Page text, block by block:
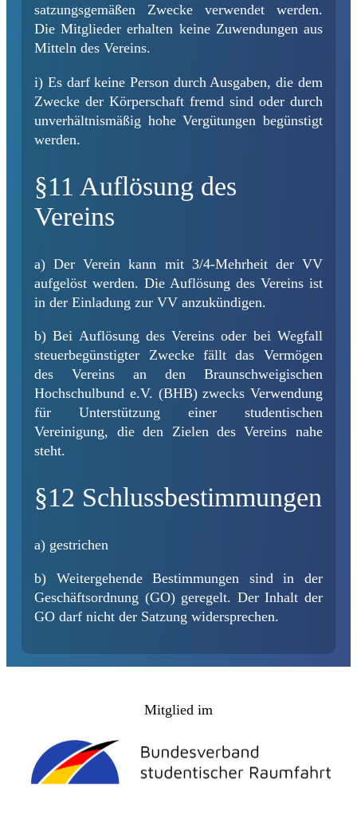
satzungsgemäßen Zwecke verwendet werden.
Die Mitglieder erhalten keine Zuwendungen aus
Mitteln des Vereins.
i) Es darf keine Person durch Ausgaben, die dem
Zwecke der Körperschaft fremd sind oder durch
unverhältnismäßig hohe Vergütungen begünstigt
werden.
§11 Auflösung des
Vereins
a) Der Verein kann mit 3/4-Mehrheit der VV
aufgelöst werden. Die Auflösung des Vereins ist
in der Einladung zur VV anzukündigen.
b) Bei Auflösung des Vereins oder bei Wegfall
steuerbegünstigter Zwecke fällt das Vermögen
des Vereins an den Braunschweigischen
Hochschulbund e.V. (BHB) zwecks Verwendung
für Unterstützung einer studentischen
Vereinigung, die den Zielen des Vereins nahe
steht.
§12 Schlussbestimmungen
a) gestrichen
b) Weitergehende Bestimmungen sind in der
Geschäftsordnung (GO) geregelt. Der Inhalt der
GO darf nicht der Satzung widersprechen.
Mitglied im